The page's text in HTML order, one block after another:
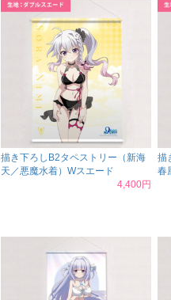
描き下ろしB2タペストリー（新海
天／悪魔水着）Wスエード
4,400円
描
春